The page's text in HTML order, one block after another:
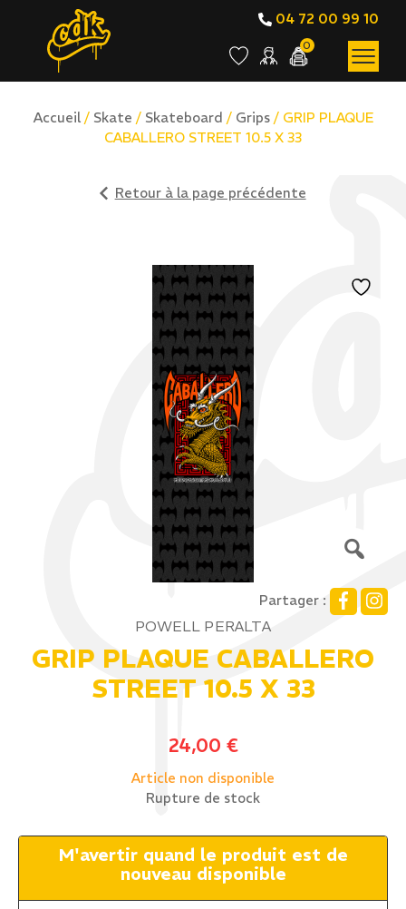
04 72 00 99 10
0
Accueil/ Skate / Skateboard / Grips/ GRIP PLAQUE
CABALLERO STREET 10.5 X 33
Retour à la page précédente
Partager :
POWELL PERALTA
GRIP PLAQUE CABALLERO
STREET 10.5 X 33
24,00 €
Article non disponible
Rupture de stock
M'avertir quand le produit est de
nouveau disponible